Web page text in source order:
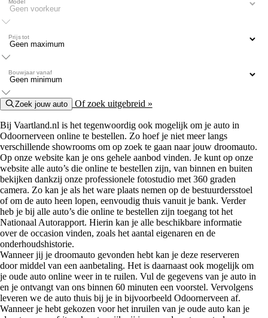
Model
Prijs tot
Bouwjaar vanaf
Zoek jouw auto Of zoek uitgebreid »
Bij Vaartland.nl is het tegenwoordig ook mogelijk om je auto in
Odoornerveen online te bestellen. Zo hoef je niet meer langs
verschillende showrooms om op zoek te gaan naar jouw droomauto.
Op onze website kan je ons gehele aanbod vinden. Je kunt op onze
website alle auto’s die online te bestellen zijn, van binnen en buiten
bekijken dankzij onze professionele fotostudio met 360 graden
camera. Zo kan je als het ware plaats nemen op de bestuurdersstoel
of om de auto heen lopen, eenvoudig thuis vanuit je bank. Verder
heb je bij alle auto’s die online te bestellen zijn toegang tot het
Nationaal Autorapport. Hierin kan je alle beschikbare informatie
over de occasion vinden, zoals het aantal eigenaren en de
onderhoudshistorie.
Wanneer jij je droomauto gevonden hebt kan je deze reserveren
door middel van een aanbetaling. Het is daarnaast ook mogelijk om
je oude auto online weer in te ruilen. Vul de gegevens van je auto in
en je ontvangt van ons binnen 60 minuten een voorstel. Vervolgens
leveren we de auto thuis bij je in bijvoorbeeld Odoornerveen af.
Wanneer je hebt gekozen voor het inruilen van je oude auto kan je